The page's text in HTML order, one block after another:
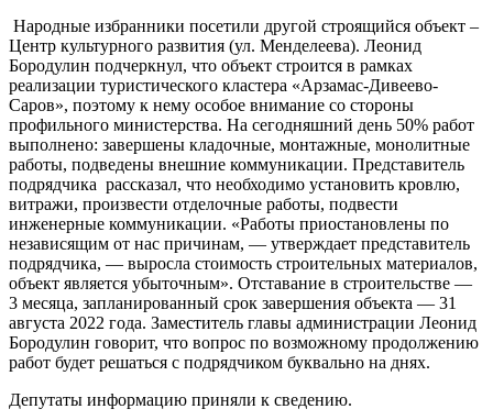
Народные избранники посетили другой строящийся объект –
Центр культурного развития (ул. Менделеева). Леонид
Бородулин подчеркнул, что объект строится в рамках
реализации туристического кластера «Арзамас-Дивеево-
Саров», поэтому к нему особое внимание со стороны
профильного министерства. На сегодняшний день 50% работ
выполнено: завершены кладочные, монтажные, монолитные
работы, подведены внешние коммуникации. Представитель
подрядчика рассказал, что необходимо установить кровлю,
витражи, произвести отделочные работы, подвести
инженерные коммуникации. «Работы приостановлены по
независящим от нас причинам, — утверждает представитель
подрядчика, — выросла стоимость строительных материалов,
объект является убыточным». Отставание в строительстве —
3 месяца, запланированный срок завершения объекта — 31
августа 2022 года. Заместитель главы администрации Леонид
Бородулин говорит, что вопрос по возможному продолжению
работ будет решаться с подрядчиком буквально на днях.
Депутаты информацию приняли к сведению.